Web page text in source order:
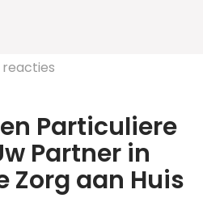
Particuliere
Partner in
Zorg aan Huis